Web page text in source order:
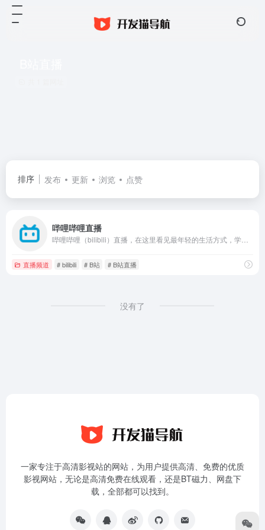
排序 发布 更新 浏览 点赞
哔哩哔哩直播
直播频道 # bilibili # B站 # B站直播
没有了
一家专注于高清影视站的网站，为用户提供高清、免费的优质
影视网站，无论是高清免费在线观看，还是BT磁力、网盘下
载，全部都可以找到。